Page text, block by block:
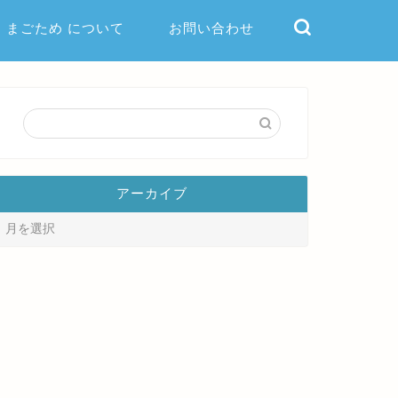
まごため について お問い合わせ
アーカイブ